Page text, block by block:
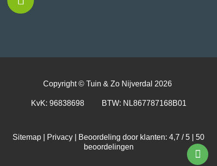
Copyright © Tuin & Zo Nijverdal 2026
KvK: 96838698 BTW: NL867787168B01
Sitemap Privacy | Beoordeling door klanten: 4,7 / 5 | 50
beoordelingen